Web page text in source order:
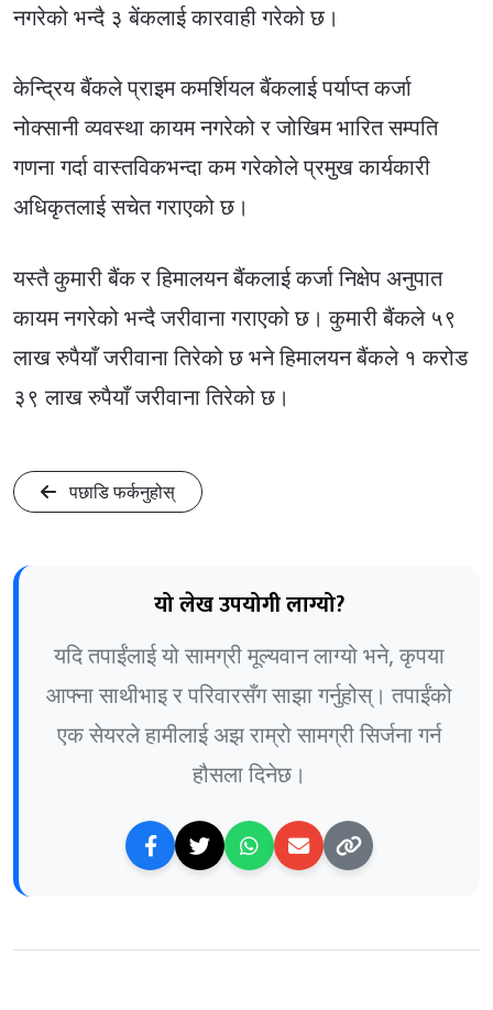
नगरेको भन्दै ३ बेंकलाई कारवाही गरेको छ।
केन्द्रिय बैंकले प्राइम कमर्शियल बैंकलाई पर्याप्त कर्जा
नोक्सानी व्यवस्था कायम नगरेको र जोखिम भारित सम्पति
गणना गर्दा वास्तविकभन्दा कम गरेकोले प्रमुख कार्यकारी
अधिकृतलाई सचेत गराएको छ।
यस्तै कुमारी बैंक र हिमालयन बैंकलाई कर्जा निक्षेप अनुपात
कायम नगरेको भन्दै जरीवाना गराएको छ। कुमारी बैंकले ५९
लाख रुपैयाँ जरीवाना तिरेको छ भने हिमालयन बैंकले १ करोड
३९ लाख रुपैयाँ जरीवाना तिरेको छ।
पछाडि फर्कनुहोस्
यो लेख उपयोगी लाग्यो?
यदि तपाईंलाई यो सामग्री मूल्यवान लाग्यो भने, कृपया
आफ्ना साथीभाइ र परिवारसँग साझा गर्नुहोस्। तपाईंको
एक सेयरले हामीलाई अझ राम्रो सामग्री सिर्जना गर्न
हौसला दिनेछ।